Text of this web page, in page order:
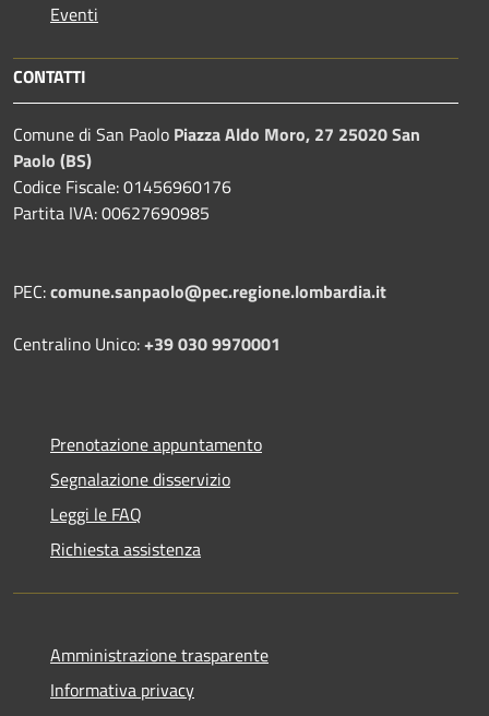
Eventi
CONTATTI
Comune di San Paolo Piazza Aldo Moro, 27 25020 San
Paolo (BS)
Codice Fiscale: 01456960176
Partita IVA: 00627690985
PEC:comune.sanpaolo@pec.regione.lombardia.it
Centralino Unico:+39 030 9970001
Prenotazione appuntamento
Segnalazione disservizio
Leggi le FAQ
Richiesta assistenza
Amministrazione trasparente
Informativa privacy